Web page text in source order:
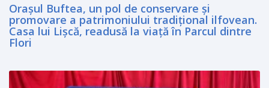
Orașul Buftea, un pol de conservare și
promovare a patrimoniului tradițional ilfovean.
Casa lui Lişcă, readusă la viaţă în Parcul dintre
Flori